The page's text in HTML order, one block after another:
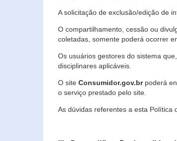
A solicitação de exclusão/edição de
O compartilhamento, cessão ou
coletadas, somente poderá ocorrer
Os usuários gestores do sistema
disciplinares aplicáveis.
O site Consumidor.gov.brpoderá
o serviço prestado pelo site.
As dúvidas referentes a esta Política